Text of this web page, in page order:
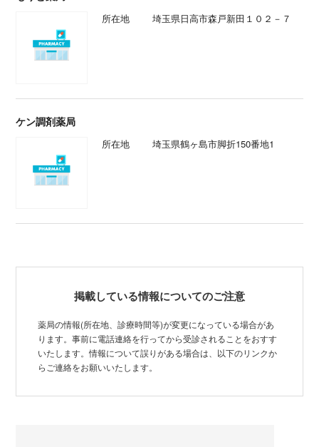
所在地 埼玉県日高市森戸新田１０２－７
ケン調剤薬局
所在地 埼玉県鶴ヶ島市脚折150番地1
掲載している情報についてのご注意
薬局の情報(所在地、診療時間等)が変更になっている場合があ
ります。事前に電話連絡を行ってから受診されることをおすす
いたします。情報について誤りがある場合は、以下のリンクか
らご連絡をお願いいたします。